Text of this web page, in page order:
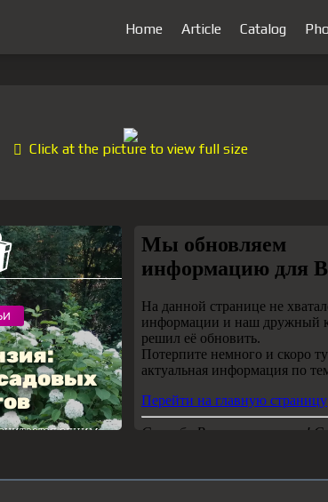
Home Article Catalog
Click at the picture to view full size